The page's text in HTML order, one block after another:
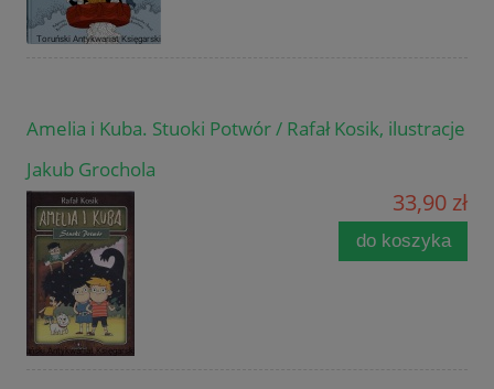
Amelia i Kuba. Stuoki Potwór / Rafał Kosik, ilustracje
Jakub Grochola
33,90 zł
do koszyka